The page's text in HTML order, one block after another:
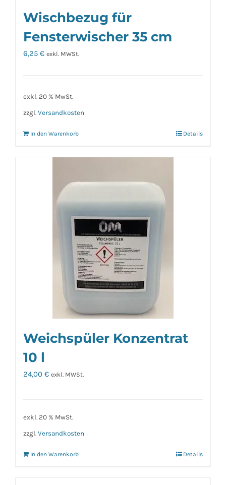
Wischbezug für
Fensterwischer 35 cm
6,25 € exkl. MWSt.
exkl. 20 % MwSt.
zzgl. Versandkosten
In den Warenkorb Details
Weichspüler Konzentrat
10 l
24,00 € exkl. MWSt.
exkl. 20 % MwSt.
zzgl. Versandkosten
In den Warenkorb Details